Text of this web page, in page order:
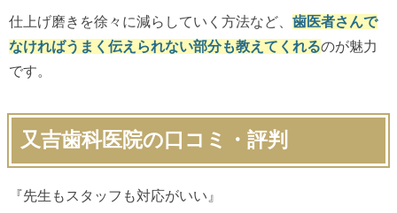
仕上げ磨きを徐々に減らしていく方法など、 歯医者さんで
なければうまく伝えられない部分も教えてくれるのが魅力
です。
又吉歯科医院の口コミ・評判
『先生もスタッフも対応がいい』